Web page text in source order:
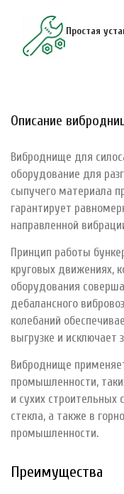
Простая
Описание
Виброднище для
оборудование для
сыпучего материала
гарантирует
направленной
Принцип работы
круговых движениях,
оборудования
дебалансного
колебаний
выгрузке и исключает
Виброднище
промышленности,
и сухих строительных
стекла, а также в
промышленности.
Преимущества